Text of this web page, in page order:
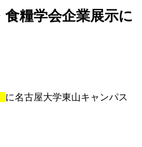
糧学会企業展示に
に名古屋大学東山キャンパス